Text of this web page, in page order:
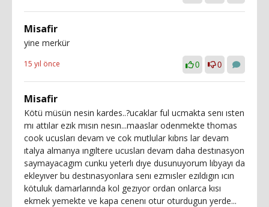
Misafir
yine merkür
15 yıl önce 0 0
Misafir
Kötü müsün nesin kardes..?ucaklar ful ucmakta senı ısten
mı attılar ezık mısın nesın...maaslar odenmekte thomas
cook ucusları devam ve cok mutlular kıbrıs lar devam
ıtalya almanya ıngıltere ucusları devam daha destınasyon
saymayacagım cunku yeterlı dıye dusunuyorum lıbyayı da
ekleyıver bu destınasyonlara senı ezmısler ezıldıgın ıcın
kötuluk damarlarında kol gezıyor ordan onlarca kısı
ekmek yemekte ve kapa cenenı otur oturdugun yerde...